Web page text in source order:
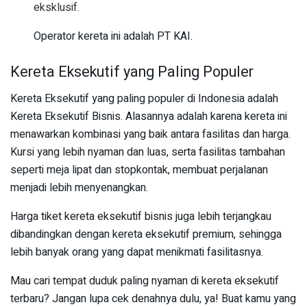
eksklusif.
Operator kereta ini adalah PT KAI.
Kereta Eksekutif yang Paling Populer
Kereta Eksekutif yang paling populer di Indonesia adalah
Kereta Eksekutif Bisnis. Alasannya adalah karena kereta ini
menawarkan kombinasi yang baik antara fasilitas dan harga.
Kursi yang lebih nyaman dan luas, serta fasilitas tambahan
seperti meja lipat dan stopkontak, membuat perjalanan
menjadi lebih menyenangkan.
Harga tiket kereta eksekutif bisnis juga lebih terjangkau
dibandingkan dengan kereta eksekutif premium, sehingga
lebih banyak orang yang dapat menikmati fasilitasnya.
Mau cari tempat duduk paling nyaman di kereta eksekutif
terbaru? Jangan lupa cek denahnya dulu, ya! Buat kamu yang